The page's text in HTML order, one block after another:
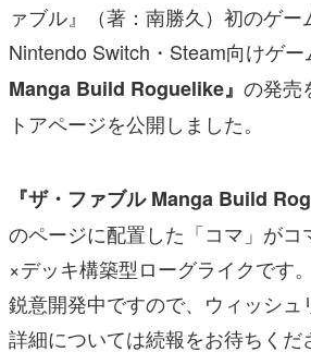
ァブル』（著：南勝久）初のゲー
Nintendo Switch・Steam向けゲー
Manga Build Roguelike』 の発売
トアページを公開しました。
『ザ・ファブル Manga Build
のページに配置した「コマ」が
×デッキ構築型ローグライクです
鋭意開発中ですので、ウィッシュ
詳細については続報をお待ちくだ